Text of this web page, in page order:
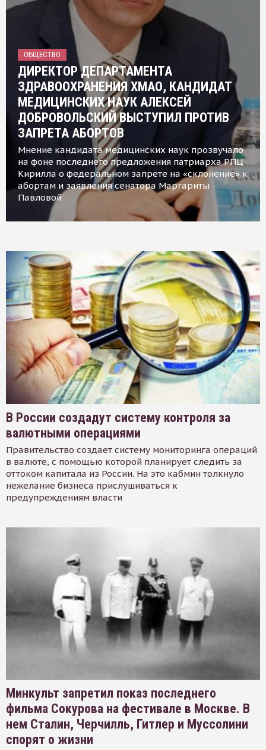
ОБЩЕСТВО
ДИРЕКТОР ДЕПАРТАМЕНТА
ЗДРАВООХРАНЕНИЯ ХМАО, КАНДИДАТ
МЕДИЦИНСКИХ НАУК АЛЕКСЕЙ
ДОБРОВОЛЬСКИЙ ВЫСТУПИЛ ПРОТИВ
ЗАПРЕТА АБОРТОВ
Мнение кандидата медицинских наук прозвучало
на фоне последнего предложения патриарха РПЦ
Кирилла о федеральном запрете на «склонение» к
абортам и заявления сенатора Маргариты
Павловой
В России создадут систему контроля за
валютными операциями
Правительство создает систему мониторинга операций
в валюте, с помощью которой планирует следить за
оттоком капитала из России. На это кабмин толкнуло
нежелание бизнеса прислушиваться к
предупреждениям власти
Минкульт запретил показ последнего
фильма Сокурова на фестивале в Москве. В
нем Сталин, Черчилль, Гитлер и Муссолини
спорят о жизни